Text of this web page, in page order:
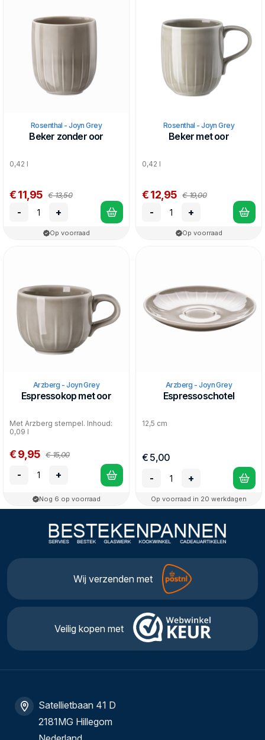
Rosenthal - Joyn Grey
Beker zonder oor
0,42 l
€ 11,95 € 13,50
- +
Op voorraad
Rosenthal - Joyn Grey
Beker met oor
0,42 l
€ 12,95 € 19,00
- +
Op voorraad
Arzberg - Joyn Grey
Espressokop met oor
Met Arzberg stempel. Inhoud:
0,09 l
€ 9,95 € 15,00
- +
Nog 6 op voorraad
Arzberg - Joyn Grey
Espressoschotel
12,5 cm
€ 5,00
-
+
Op voorraad in 20 werkdagen
Wij verzenden met
Veilig kopen met
Satellietbaan 41 D
2181MG Hillegom